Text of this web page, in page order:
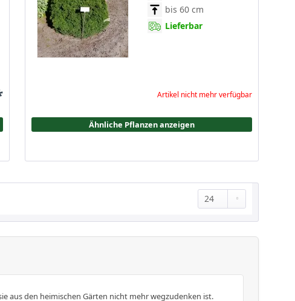
bis 60 cm
Lieferbar
Artikel nicht mehr verfügbar
Ähnliche Pflanzen anzeigen
aus den heimischen Gärten nicht mehr wegzudenken ist.